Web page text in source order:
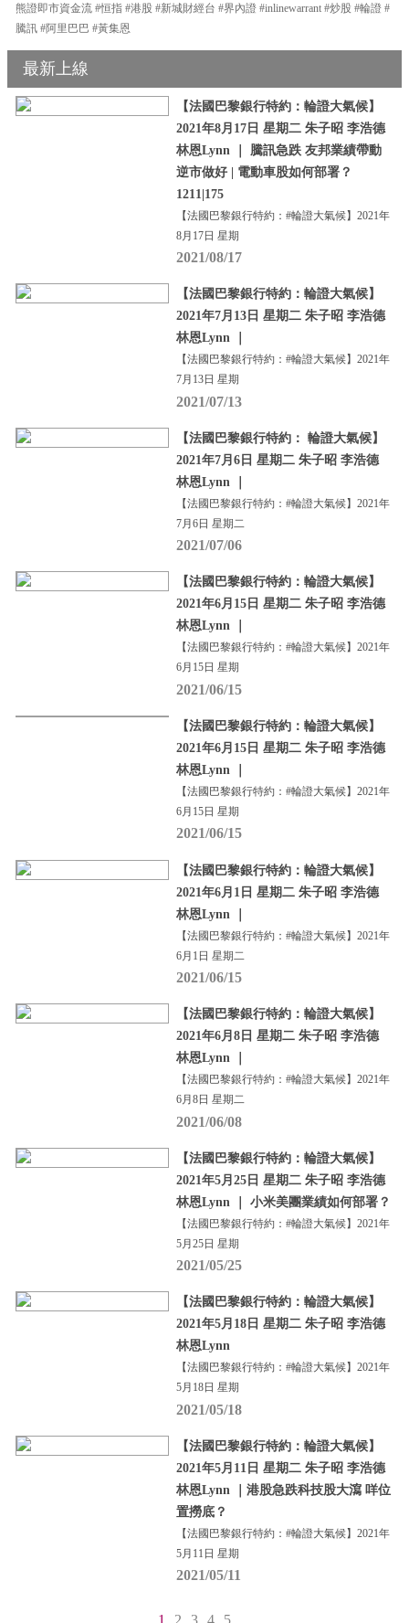
熊證即市資金流 #恒指 #港股 #新城財經台 #界內證 #inlinewarrant #炒股 #輪證 #
騰訊 #阿里巴巴 #黃集恩
最新上線
【法國巴黎銀行特約：輪證大氣候】
2021年8月17日 星期二 朱子昭 李浩德
林恩Lynn ｜ 騰訊急跌 友邦業績帶動
逆市做好 | 電動車股如何部署？
1211|175
【法國巴黎銀行特約：#輪證大氣候】2021年
8月17日 星期
2021/08/17
【法國巴黎銀行特約：輪證大氣候】
2021年7月13日 星期二 朱子昭 李浩德
林恩Lynn ｜
【法國巴黎銀行特約：#輪證大氣候】2021年
7月13日 星期
2021/07/13
【法國巴黎銀行特約： 輪證大氣候】
2021年7月6日 星期二 朱子昭 李浩德
林恩Lynn ｜
【法國巴黎銀行特約：#輪證大氣候】2021年
7月6日 星期二
2021/07/06
【法國巴黎銀行特約：輪證大氣候】
2021年6月15日 星期二 朱子昭 李浩德
林恩Lynn ｜
【法國巴黎銀行特約：#輪證大氣候】2021年
6月15日 星期
2021/06/15
【法國巴黎銀行特約：輪證大氣候】
2021年6月15日 星期二 朱子昭 李浩德
林恩Lynn ｜
【法國巴黎銀行特約：#輪證大氣候】2021年
6月15日 星期
2021/06/15
【法國巴黎銀行特約：輪證大氣候】
2021年6月1日 星期二 朱子昭 李浩德
林恩Lynn ｜
【法國巴黎銀行特約：#輪證大氣候】2021年
6月1日 星期二
2021/06/15
【法國巴黎銀行特約：輪證大氣候】
2021年6月8日 星期二 朱子昭 李浩德
林恩Lynn ｜
【法國巴黎銀行特約：#輪證大氣候】2021年
6月8日 星期二
2021/06/08
【法國巴黎銀行特約：輪證大氣候】
2021年5月25日 星期二 朱子昭 李浩德
林恩Lynn ｜ 小米美團業績如何部署？
【法國巴黎銀行特約：#輪證大氣候】2021年
5月25日 星期
2021/05/25
【法國巴黎銀行特約：輪證大氣候】
2021年5月18日 星期二 朱子昭 李浩德
林恩Lynn
【法國巴黎銀行特約：#輪證大氣候】2021年
5月18日 星期
2021/05/18
【法國巴黎銀行特約：輪證大氣候】
2021年5月11日 星期二 朱子昭 李浩德
林恩Lynn ｜港股急跌科技股大瀉 咩位
置撈底？
【法國巴黎銀行特約：#輪證大氣候】2021年
5月11日 星期
2021/05/11
1 2 3 4 5